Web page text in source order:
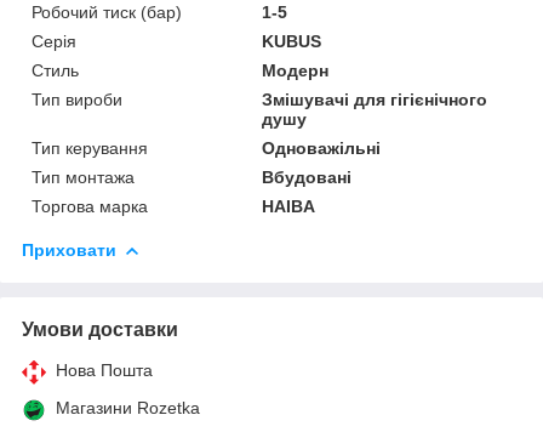
Робочий тиск (бар)
1-5
Серія
KUBUS
Стиль
Модерн
Тип вироби
Змішувачі для гігієнічного
душу
Тип керування
Одноважільні
Тип монтажа
Вбудовані
Торгова марка
HAIBA
Приховати
Умови доставки
Нова Пошта
Магазини Rozetka